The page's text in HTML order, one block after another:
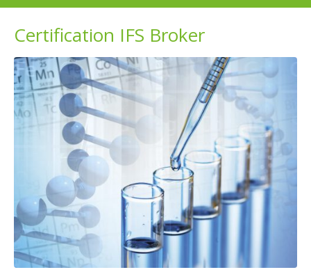
Certification IFS Broker